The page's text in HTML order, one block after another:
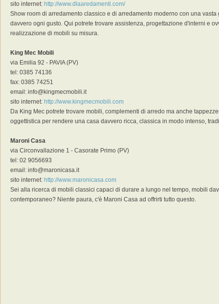
sito internet: http://www.dlaaredamenti.com/
Show room di arredamento classico e di arredamento moderno con una
davvero ogni gusto. Qui potrete trovare assistenza, progettazione d'interni e
realizzazione di mobili su misura.
King Mec Mobili
via Emilia 92 - PAVIA (PV)
tel: 0385 74136
fax: 0385 74251
email: info@kingmecmobili.it
sito internet: http://www.kingmecmobili.com
Da King Mec potrete trovare mobili, complementi di arredo ma anche
oggettistica per rendere una casa davvero ricca, classica in modo intenso,
Maroni Casa
via Circonvallazione 1 - Casorate Primo (PV)
tel: 02 9056693
email: info@maronicasa.it
sito internet: http://www.maronicasa.com
Sei alla ricerca di mobili classici capaci di durare a lungo nel tempo, mobili
contemporaneo? Niente paura, c'è Maroni Casa ad offrirti tutto questo.